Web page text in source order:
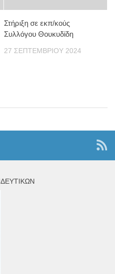
Στήριξη σε εκπ/κούς
Συλλόγου Θουκυδίδη
27 ΣΕΠΤΕΜΒΡΊΟΥ 2024